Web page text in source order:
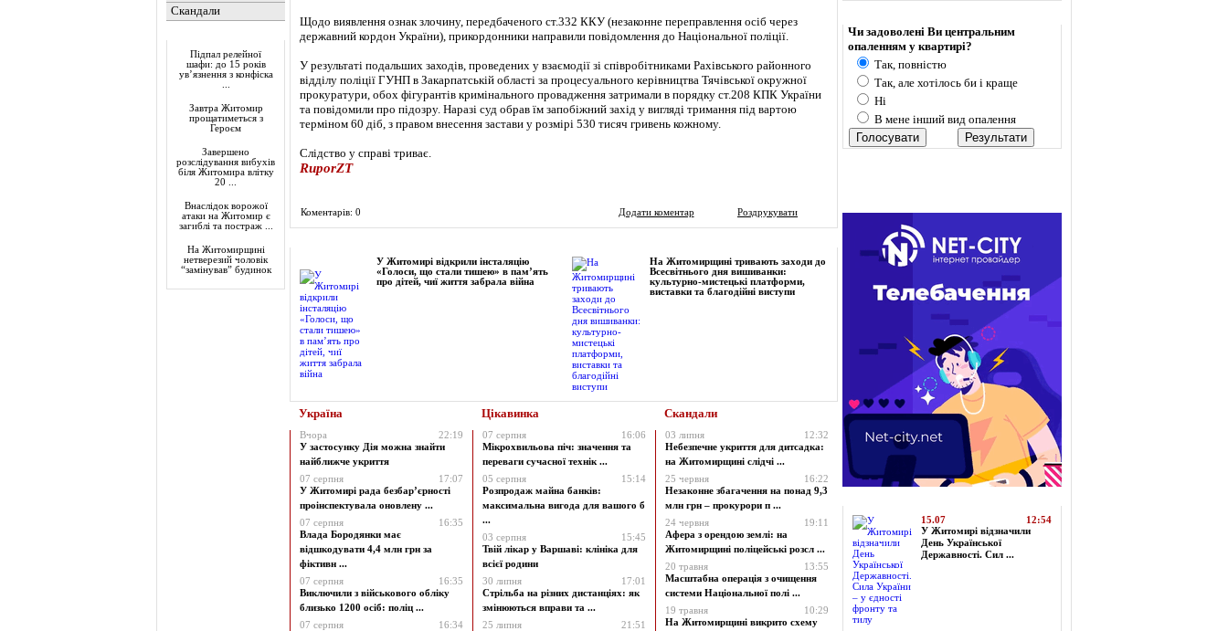
Скандали
Підпал релейної
шафи: до 15 років
ув’язнення з конфіска
Завтра Житомир
прощатиметься з
Героєм
Завершено
розслідування вибухів
біля Житомира влітку
20 ...
Внаслідок ворожої
атаки на Житомир є
загиблі та постраж ...
На Житомирщині
нетверезий чоловік
“замінував” будинок
Щодо виявлення ознак злочину, передбаченого ст.332 ККУ (незаконне переправлення осіб через
державний кордон України), прикордонники направили повідомлення до Національної поліції.
У результаті подальших заходів, проведених у взаємодії зі співробітниками Рахівського районного
відділу поліції ГУНП в Закарпатській області за процесуального керівництва Тячівської окружної
прокуратури, обох фігурантів кримінального провадження затримали в порядку ст.208 КПК України
та повідомили про підозру. Наразі суд обрав їм запобіжний захід у вигляді тримання під вартою
терміном 60 діб, з правом внесення застави у розмірі 530 тисяч гривень кожному.
Слідство у справі триває.
RuporZT
Коментарів: 0 Додати коментар Роздрукувати
У Житомирі відкрили інсталяцію
«Голоси, що стали тишею» в пам’ять
про дітей, чиї життя забрала війна
На Житомирщині тривають заходи до
Всесвітнього дня вишиванки:
культурно-мистецькі платформи,
виставки та благодійні виступи
Україна Цікавинка Скандали
Вчора
22:19
У застосунку Дія можна знайти
найближче укриття
07 серпня
17:07
У Житомирі рада безбар’єрності
проінспектувала оновлену ...
07 серпня
16:35
Влада Бородянки має
відшкодувати 4,4 млн грн за
фіктивн ...
07 серпня
16:35
Виключили з військового обліку
близько 1200 осіб: поліц ...
07 серпня
16:34
07 серпня
16:06
Мікрохвильова піч: значення та
переваги сучасної технік ...
05 серпня
15:14
Розпродаж майна банків:
максимальна вигода для вашого б
...
03 серпня
15:45
Твій лікар у Варшаві: клініка для
всієї родини
30 липня
17:01
Стрільба на різних дистанціях: як
змінюються вправи та ...
25 липня
21:51
03 липня
12:32
Небезпечне укриття для дитсадка:
на Житомирщині слідчі ...
25 червня
16:22
Незаконне збагачення на понад 9,3
млн грн – прокурори п ...
24 червня
19:11
Афера з орендою землі: на
Житомирщині поліцейські розсл ...
20 травня
13:55
Масштабна операція з очищення
системи Національної полі ...
19 травня
10:29
На Житомирщині викрито схему
Чи задоволені Ви центральним
опаленням у квартирі?
Так, повністю
Так, але хотілось би і краще
Ні
В мене інший вид опалення
15.07
12:54
У Житомирі відзначили
День Української
Державності. Сил ...